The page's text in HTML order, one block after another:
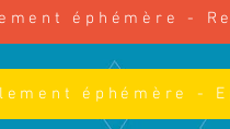
éphémère -
éphémère -